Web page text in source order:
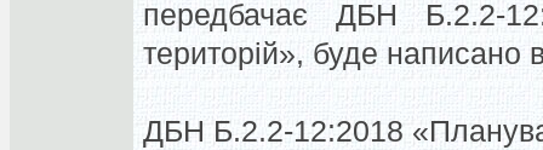
передбачає ДБН Б.2.2-
територій», буде написано
ДБН Б.2.2-12:2018